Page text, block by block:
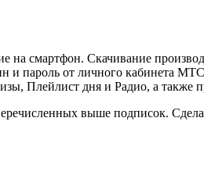
на смартфон. Скачивание
и пароль от личного кабинета
Плейлист дня и Радио, а также
выше подписок.